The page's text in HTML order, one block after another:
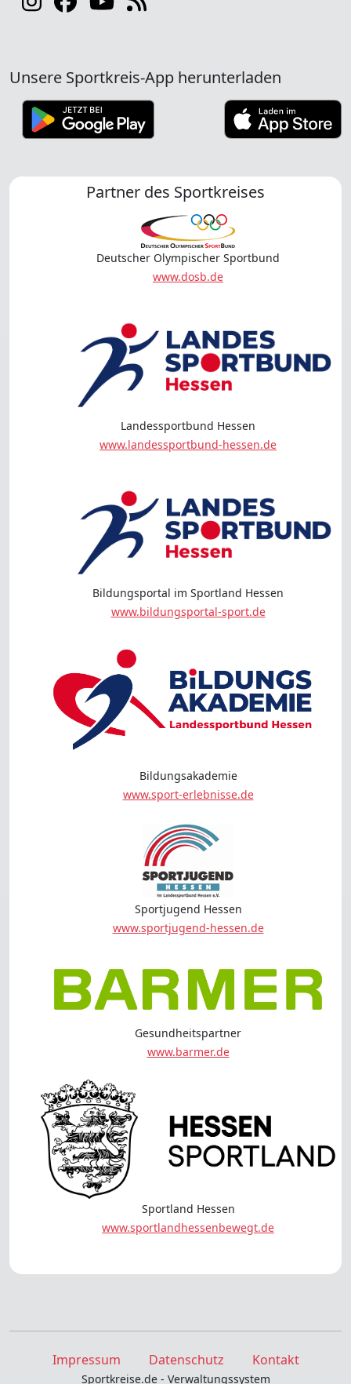
Unsere Sportkreis-App herunterladen
Partner des Sportkreises
Deutscher Olympischer Sportbund
www.dosb.de
Landessportbund Hessen
www.landessportbund-hessen.de
Bildungsportal im Sportland Hessen
www.bildungsportal-sport.de
Bildungsakademie
www.sport-erlebnisse.de
Sportjugend Hessen
www.sportjugend-hessen.de
Gesundheitspartner
www.barmer.de
Sportland Hessen
www.sportlandhessenbewegt.de
Impressum Datenschutz Kontakt
Sportkreise.de - Verwaltungssystem